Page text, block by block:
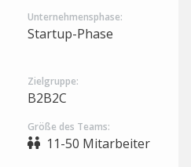
Unternehmensphase:
Startup-Phase
Zielgruppe:
B2B2C
Größe des Teams:
11-50 Mitarbeiter